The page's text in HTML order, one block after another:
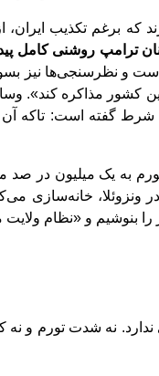
که برغم تکذیب
ترامپ روشنی کامل
است و نظرسنجیها نیز
کشور مذاکره کند».
شرط گفته است: تاکه
به یک میلیون در صد
خانهسازی می
را بنوشیم و «نظام